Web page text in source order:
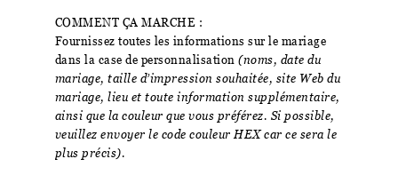
COMMENT ÇA MARCHE :
Fournissez toutes les informations sur le mariage
dans la case de personnalisation (noms, date du
mariage, taille d’impression souhaitée, site Web du
mariage, lieu et toute information supplémentaire,
ainsi que la couleur que vous préférez. Si possible,
veuillez envoyer le code couleur HEX car ce sera le
plus précis).